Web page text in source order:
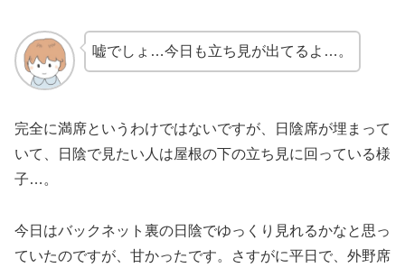
嘘でしょ…今日も立ち見が出てるよ…。
完全に満席というわけではないですが、日陰席が埋まって
いて、日陰で見たい人は屋根の下の立ち見に回っている様
子…。
今日はバックネット裏の日陰でゆっくり見れるかなと思っ
ていたのですが、甘かったです。さすがに平日で、外野席